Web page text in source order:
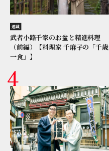
連載
武者小路千家のお盆と精進料理
（前編）【料理家 千麻子の「千歳
一食」】